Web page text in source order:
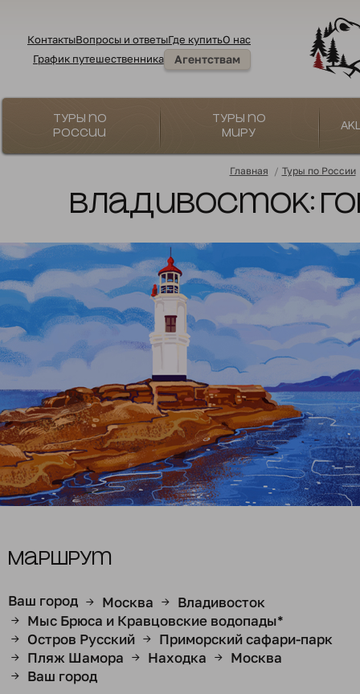
КонтактыВопросы и ответыГде купитьО нас
График путешественника
Агентствам
Туры по
России
Туры по
миру
Главная / Туры по России
Владивосток:
Маршрут
Ваш город → Москва → Владивосток
→ Мыс Брюса и Кравцовские водопады*
→ Остров Русский → Приморский сафари-парк
→ Пляж Шамора → Находка → Москва
→ Ваш город